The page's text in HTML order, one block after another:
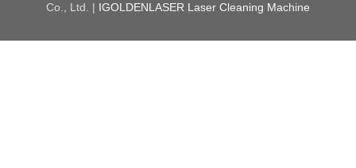
Co., Ltd. | IGOLDENLASER Laser Cleaning Machine